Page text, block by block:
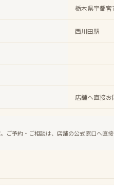
栃木県宇都宮
西川田駅
店舗へ直接
ご予約・ご相談は、店舗の公式窓口へ直